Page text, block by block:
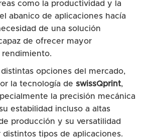
como la productividad y la
abanico de aplicaciones hacía
de una solución
de ofrecer mayor
distintas opciones del mercado,
la tecnología de swissQprint,
la precisión mecánica
estabilidad incluso a altas
producción y su versatilidad
distintos tipos de aplicaciones.